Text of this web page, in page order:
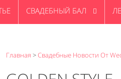
СВАДЕБНЫЙ БАЛ
Главная >Свадебные Новости От